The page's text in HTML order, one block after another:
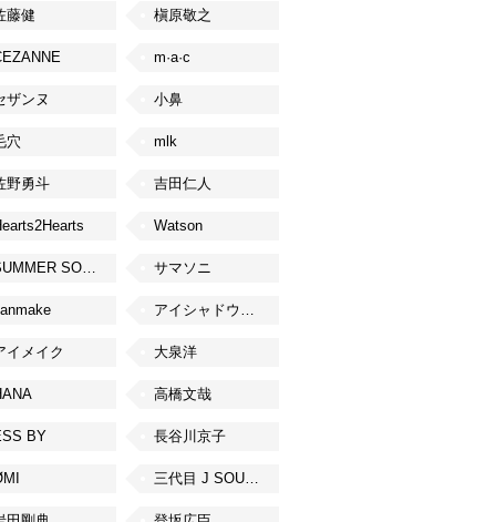
藤健 槇原敬之
m·a·c
ザンヌ 小鼻
穴 mlk
野勇斗 吉田仁人
Watson
SUMMER SONIC サマソニ
アイシャドウベース
イメイク 大泉洋
高橋文哉
BY 長谷川京子
三代目 J SOUL BROTHERS from EXILE TRIBE